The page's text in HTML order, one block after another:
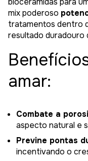
mix poderoso
tratamentos dentro
resultado duradouro
amar:
Combate a
aspecto natural e
Previne pontas
incentivando o